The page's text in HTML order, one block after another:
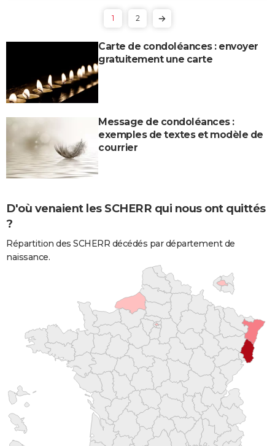
1 2
Carte de condoléances : envoyer
gratuitement une carte
Message de condoléances :
exemples de textes et modèle de
courrier
D'où venaient les SCHERR qui nous ont quittés
?
Répartition des SCHERR décédés par département de
naissance.